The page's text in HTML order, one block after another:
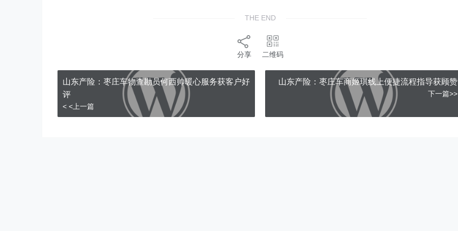
THE END
分享 二维码
山东产险：枣庄车物查勘员何西帅暖心服务获客户好
评
< <上一篇
山东产险：枣庄车商姬琪线上便捷流程指导获顾赞
下一篇>>